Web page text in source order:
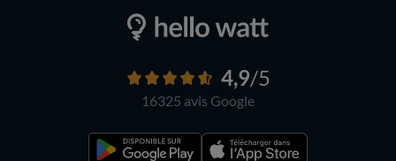
4,9/5
16325 avis Google